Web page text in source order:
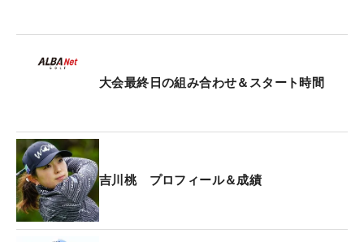
勝利のカギについて聞かれると「全部ですね
（笑）」と笑顔を見せる。「一打一打、自分ができ
たらいいな」。バースデーウィークを自ら祝う勝利
を挙げたい。
以下、その他の上位勢のコメント
大会最終日の組み合わせ＆スタート時間
吉川桃 プロフィール＆成績